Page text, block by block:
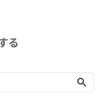
る
search